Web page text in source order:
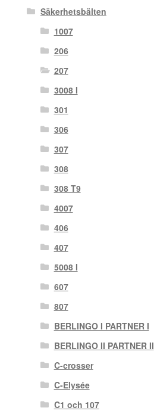
Säkerhetsbälten
1007
206
207
3008 I
301
306
307
308
308 T9
4007
406
407
5008 I
607
807
BERLINGO I PARTNER I
BERLINGO II PARTNER II
C-crosser
C-Elysée
C1 och 107